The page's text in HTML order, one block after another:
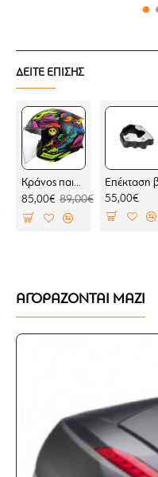
ΔΕΙΤΕ ΕΠΙΣΗΣ
Κράνος παιδικό LS2 Funny II OF622 Joy
85,00€ 89,00€
55,00€
ΑΓΟΡΑΖΟΝΤΑΙ ΜΑΖΙ